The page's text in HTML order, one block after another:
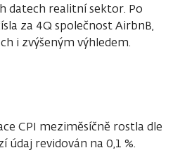
datech realitní sektor. Po
za 4Q společnost AirbnB,
i zvýšeným výhledem.
meziměsíčně rostla dle
údaj revidován na 0,1 %.